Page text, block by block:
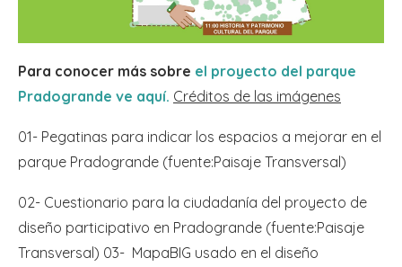
Para conocer más sobre el proyecto del parque
Pradogrande ve aquí. Créditos de las imágenes
01- Pegatinas para indicar los espacios a mejorar en el
parque Pradogrande (fuente:Paisaje Transversal)
02- Cuestionario para la ciudadanía del proyecto de
diseño participativo en Pradogrande (fuente:Paisaje
Transversal) 03- MapaBIG usado en el diseño